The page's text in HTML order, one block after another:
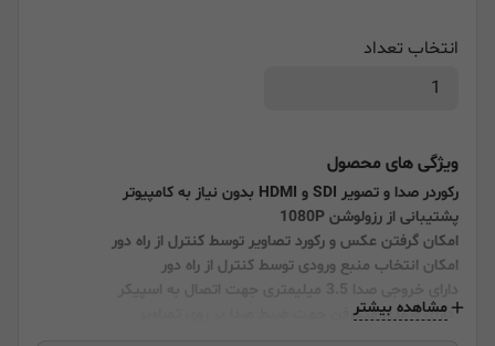
انتخاب تعداد
ویژگی های محصول
رکوردر صدا و تصویر SDI و HDMI بدون نیاز به کامپیوتر
پشتیبانی از رزولوشن 1080P
امکان گرفتن عکس و رکورد تصاویر توسط کنترل از راه دور
امکان انتخاب منبع ورودی توسط کنترل از راه دور
دارای ورودی میکرفن جهت ضبط صدا بر روی تصاویر
مشاهده بیشتر